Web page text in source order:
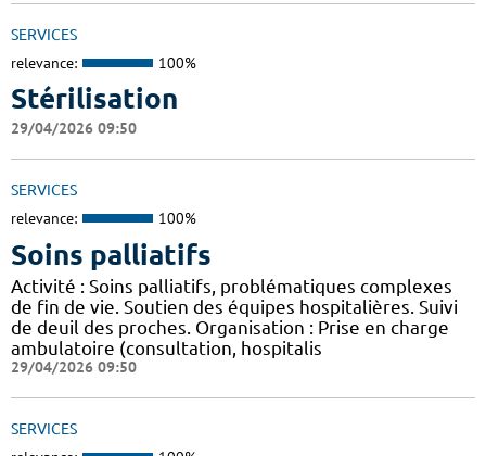
SERVICES
relevance: 100%
Stérilisation
29/04/2026 09:50
SERVICES
relevance: 100%
Soins palliatifs
Activité : Soins palliatifs, problématiques complexes
de fin de vie. Soutien des équipes hospitalières. Suivi
de deuil des proches. Organisation : Prise en charge
ambulatoire (consultation, hospitalis
29/04/2026 09:50
SERVICES